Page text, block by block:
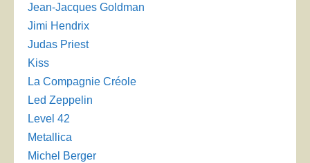
Jean-Jacques Goldman
Jimi Hendrix
Judas Priest
Kiss
La Compagnie Créole
Led Zeppelin
Level 42
Metallica
Michel Berger